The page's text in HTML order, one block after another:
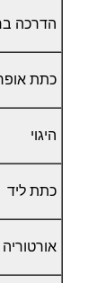
הדרכה
כתת
היגוי
כתת ליד